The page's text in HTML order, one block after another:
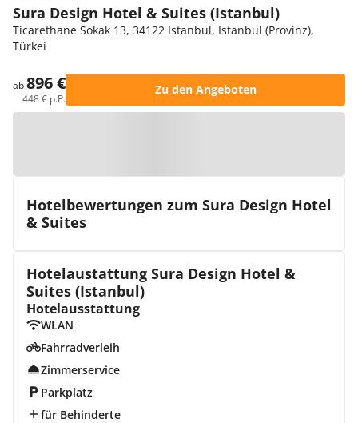
Sura Design Hotel & Suites (Istanbul)
Ticarethane Sokak 13, 34122 Istanbul, Istanbul (Provinz),
Türkei
ab896 €
448 € p.P.
Zu den Angeboten
Hotelbewertungen zum Sura Design Hotel
& Suites
Hotelaustattung Sura Design Hotel &
Suites (Istanbul)
Hotelausstattung
WLAN
Fahrradverleih
Zimmerservice
Parkplatz
für Behinderte